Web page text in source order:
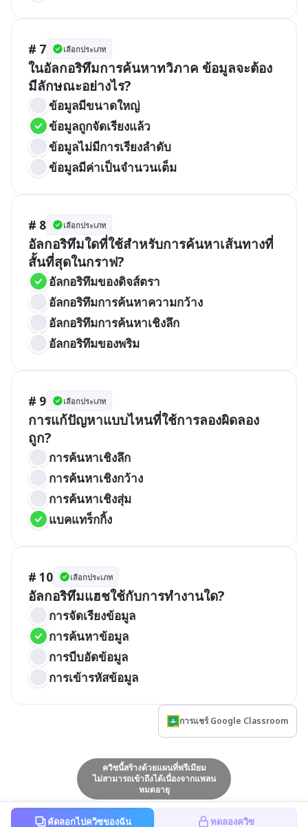
# 7 เลือกประเภท
ในอัลกอริทึมการค้นหาทวิภาค ข้อมูลจะต้อง
มีลักษณะอย่างไร?
ข้อมูลมีขนาดใหญ่
ข้อมูลถูกจัดเรียงแล้ว
ข้อมูลไม่มีการเรียงลำดับ
ข้อมูลมีค่าเป็นจำนวนเต็ม
# 8 เลือกประเภท
อัลกอริทึมใดที่ใช้สำหรับการค้นหาเส้นทางที่
สั้นที่สุดในกราฟ?
อัลกอริทึมของดิจส์ตรา
อัลกอริทึมการค้นหาความกว้าง
อัลกอริทึมการค้นหาเชิงลึก
อัลกอริทึมของพริม
# 9 เลือกประเภท
การแก้ปัญหาแบบไหนที่ใช้การลองผิดลอง
ถูก?
การค้นหาเชิงลึก
การค้นหาเชิงกว้าง
การค้นหาเชิงสุ่ม
แบคแทร็กกิ้ง
# 10 เลือกประเภท
อัลกอริทึมแฮชใช้กับการทำงานใด?
การจัดเรียงข้อมูล
การค้นหาข้อมูล
การบีบอัดข้อมูล
การเข้ารหัสข้อมูล
การแชร์ Google Classroom
ควิซนี้สร้างด้วยแผนที่พรีเมียม
ไม่สามารถเข้าถึงได้เนื่องจากแพลน
หมดอายุ
คัดลอกไปควิซของฉัน ทดลองควิซ